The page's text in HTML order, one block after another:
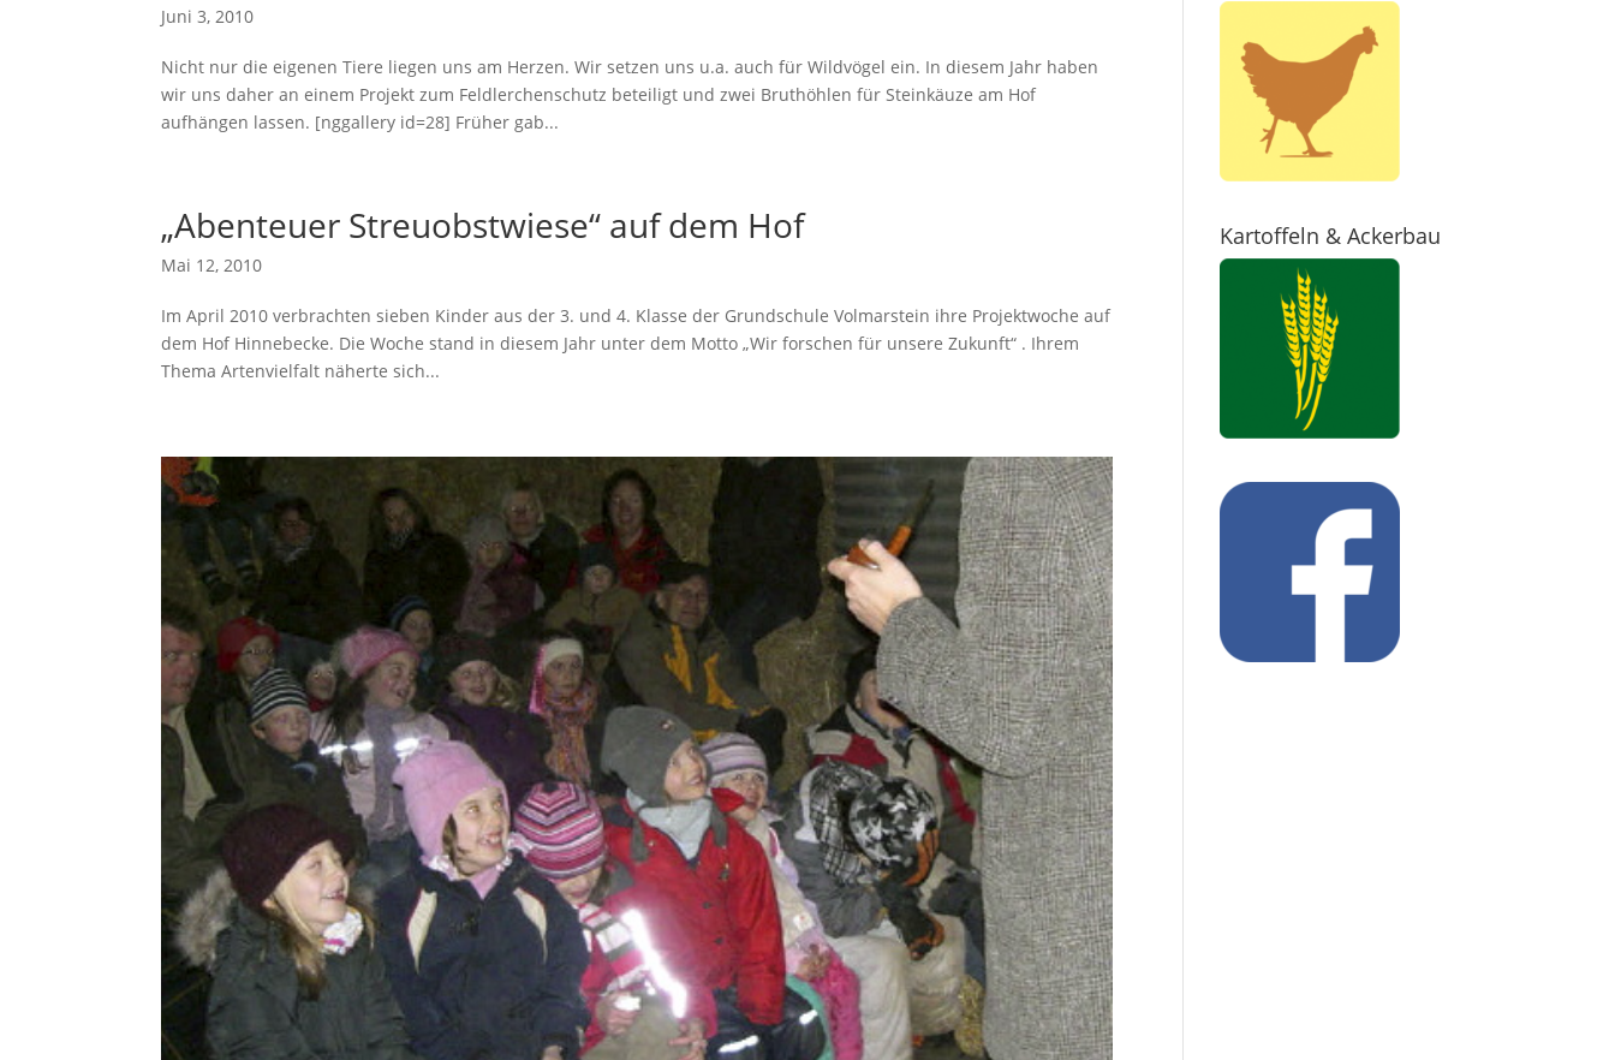
Juni 3, 2010
Nicht nur die eigenen Tiere liegen uns am Herzen. Wir setzen uns u.a. auch für Wildvögel ein. In diesem Jahr haben
wir uns daher an einem Projekt zum Feldlerchenschutz beteiligt und zwei Bruthöhlen für Steinkäuze am Hof
aufhängen lassen. [nggallery id=28] Früher gab...
„Abenteuer Streuobstwiese“ auf dem Hof
Mai 12, 2010
Im April 2010 verbrachten sieben Kinder aus der 3. und 4. Klasse der Grundschule Volmarstein ihre Projektwoche auf
dem Hof Hinnebecke. Die Woche stand in diesem Jahr unter dem Motto „Wir forschen für unsere Zukunft“ . Ihrem
Thema Artenvielfalt näherte sich...
Kartoffeln & Ackerbau